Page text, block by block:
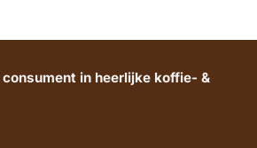
in heerlijke koffie- &